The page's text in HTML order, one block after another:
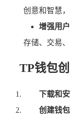
创意和智慧
增强用
存储、交易
TP钱包
下载和
创建钱包